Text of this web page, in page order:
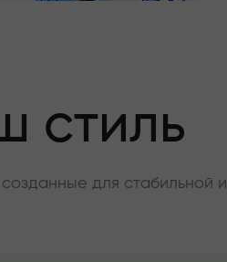
стиль
для стабильной и